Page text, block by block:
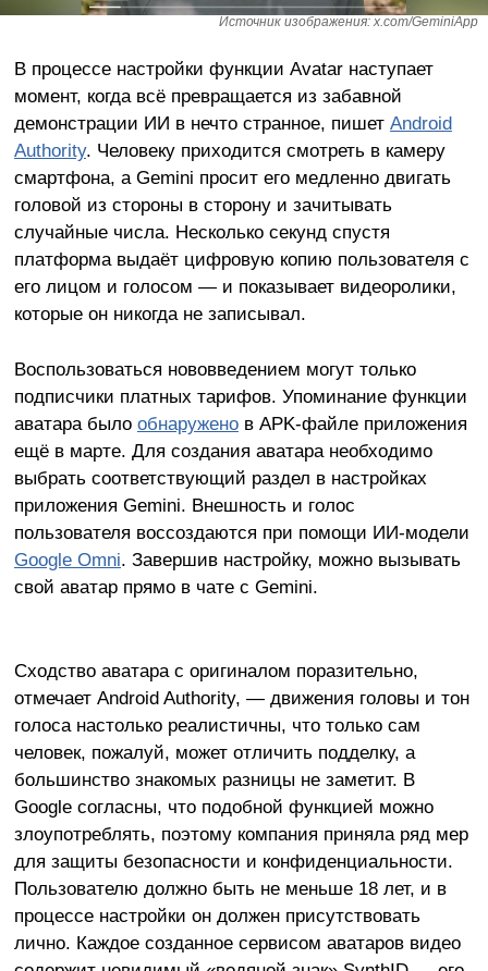
Источник изображения: x.com/GeminiApp
В процессе настройки функции Avatar наступает
момент, когда всё превращается из забавной
демонстрации ИИ в нечто странное, пишет Android
Authority. Человеку приходится смотреть в камеру
смартфона, а Gemini просит его медленно двигать
головой из стороны в сторону и зачитывать
случайные числа. Несколько секунд спустя
платформа выдаёт цифровую копию пользователя с
его лицом и голосом — и показывает видеоролики,
которые он никогда не записывал.
Воспользоваться нововведением могут только
подписчики платных тарифов. Упоминание функции
аватара было обнаруженов APK-файле приложения
ещё в марте. Для создания аватара необходимо
выбрать соответствующий раздел в настройках
приложения Gemini. Внешность и голос
пользователя воссоздаются при помощи ИИ-модели
Google Omni. Завершив настройку, можно вызывать
свой аватар прямо в чате с Gemini.
Сходство аватара с оригиналом поразительно,
отмечает Android Authority, — движения головы и тон
голоса настолько реалистичны, что только сам
человек, пожалуй, может отличить подделку, а
большинство знакомых разницы не заметит. В
Google согласны, что подобной функцией можно
злоупотреблять, поэтому компания приняла ряд мер
для защиты безопасности и конфиденциальности.
Пользователю должно быть не меньше 18 лет, и в
процессе настройки он должен присутствовать
лично. Каждое созданное сервисом аватаров видео